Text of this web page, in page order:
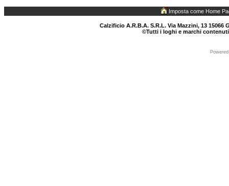
Imposta come Home
Calzificio A.R.B.A. S.R.L. Via Mazzini, 13 15066
©Tutti i loghi e marchi